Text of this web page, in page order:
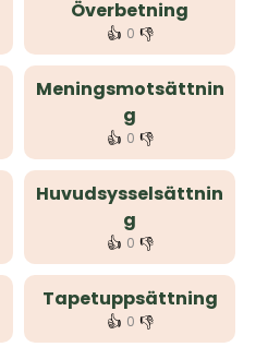
Överbetning
👍 0 👎
Meningsmotsättnin
g
👍 0 👎
Huvudsysselsättnin
g
👍 0 👎
Tapetuppsättning
👍 0 👎